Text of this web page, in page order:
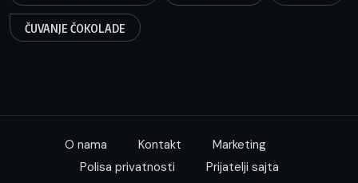
ČUVANJE ČOKOLADE
O nama Kontakt
Marketing
Polisa privatnosti
Prijatelji sajta